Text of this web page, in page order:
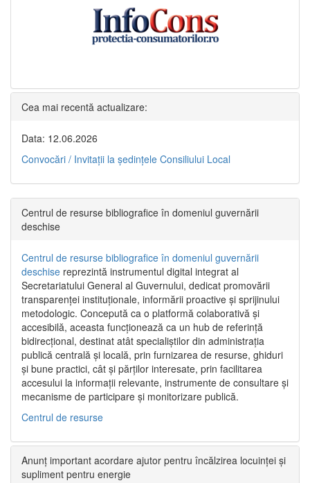
Cea mai recentă actualizare:
Data: 12.06.2026
Convocări / Invitaţii la şedinţele Consiliului Local
Centrul de resurse bibliografice în domeniul guvernării
deschise
Centrul de resurse bibliografice în domeniul guvernării
deschise reprezintă instrumentul digital integrat al
Secretariatului General al Guvernului, dedicat promovării
transparenței instituționale, informării proactive și sprijinului
metodologic. Concepută ca o platformă colaborativă și
accesibilă, aceasta funcționează ca un hub de referință
bidirecțional, destinat atât specialiștilor din administrația
publică centrală și locală, prin furnizarea de resurse, ghiduri
și bune practici, cât și părților interesate, prin facilitarea
accesului la informații relevante, instrumente de consultare și
mecanisme de participare și monitorizare publică.
Centrul de resurse
Anunț important acordare ajutor pentru încălzirea locuinței și
supliment pentru energie